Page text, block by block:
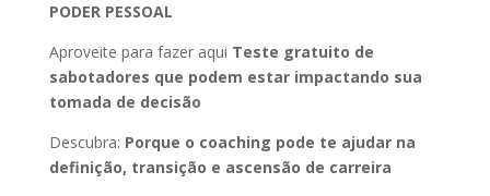
PODER PESSOAL
Aproveite para fazer aqui Teste gratuito de
sabotadores que podem estar impactando sua
tomada de decisão
Descubra: Porque o coaching pode te ajudar na
definição, transição e ascensão de carreira